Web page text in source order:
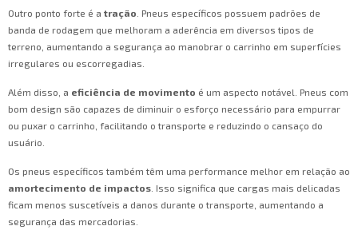
Outro ponto forte é a tração . Pneus específicos possuem padrões de
banda de rodagem que melhoram a aderência em diversos tipos de
terreno, aumentando a segurança ao manobrar o carrinho em superfícies
irregulares ou escorregadias.
Além disso, a eficiência de movimento é um aspecto notável. Pneus com
bom design são capazes de diminuir o esforço necessário para empurrar
ou puxar o carrinho, facilitando o transporte e reduzindo o cansaço do
usuário.
Os pneus específicos também têm uma performance melhor em relação ao
amortecimento de impactos . Isso significa que cargas mais delicadas
ficam menos suscetíveis a danos durante o transporte, aumentando a
segurança das mercadorias.